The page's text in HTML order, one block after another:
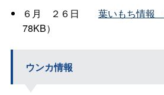
６ 月 ２６ 日 葉いもち情報
78KB）
ウンカ情報